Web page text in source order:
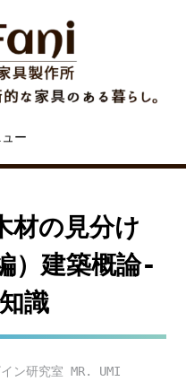
の見分け
）建築概論-
識
ン研究室 MR. UMI